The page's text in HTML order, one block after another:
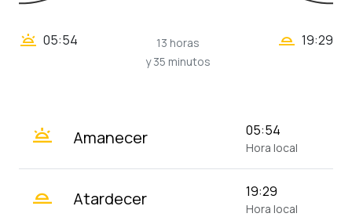
wb_twilight 05:54
13 horas
y 35 minutos
wb_twilight_2 19:29
wb_twilight Amanecer 05:54
Hora local
wb_twilight_2 Atardecer 19:29
Hora local